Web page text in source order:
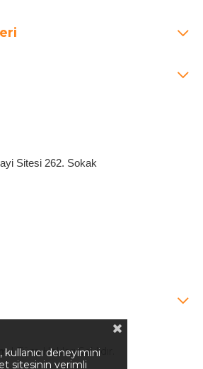
Sitesi 262. Sokak
| Tüm Hakları Saklıdır.
deneyimini
sitesinin verimli